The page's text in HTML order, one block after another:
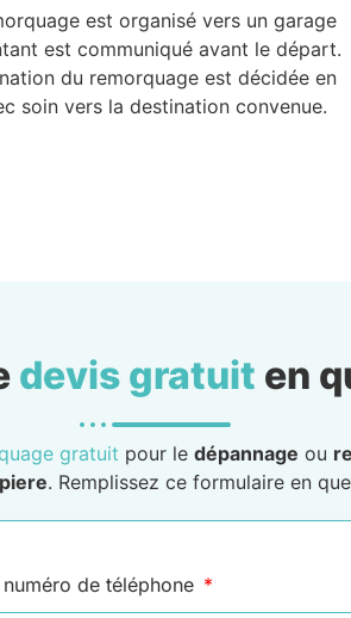
est organisé vers un garage
est communiqué avant le départ.
du remorquage est décidée en
soin vers la destination convenue.
devis gratuit en
gratuit pour le dépannage ou
. Remplissez ce formulaire en
de téléphone